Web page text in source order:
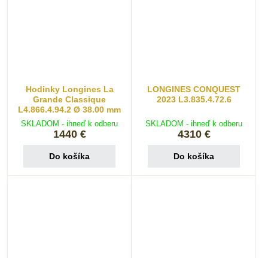
Hodinky Longines La
Grande Classique
L4.866.4.94.2 Ø 38.00 mm
SKLADOM - ihneď k odberu
1440 €
Do košíka
LONGINES CONQUEST
2023 L3.835.4.72.6
SKLADOM - ihneď k odberu
4310 €
Do košíka